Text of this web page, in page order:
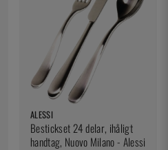
ALESSI
Bestickset 24 delar, ihåligt
handtag, Nuovo Milano - Alessi